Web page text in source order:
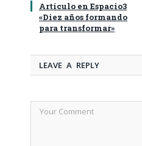
Artículo en Espacio3
«Diez años formando
para transformar»
LEAVE A REPLY